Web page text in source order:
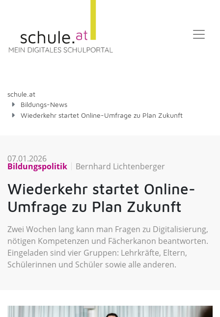
schule.at
Bildungs-News
Wiederkehr startet Online-Umfrage zu Plan Zukunft
07.01.2026
Bildungspolitik Bernhard Lichtenberger
Wiederkehr startet Online-
Umfrage zu Plan Zukunft
Zwei Wochen lang kann man Fragen zu Digitalisierung,
nötigen Kompetenzen und Fächerkanon beantworten.
Eingeladen sind vier Gruppen: Lehrkräfte, Eltern,
Schülerinnen und Schüler sowie alle anderen.